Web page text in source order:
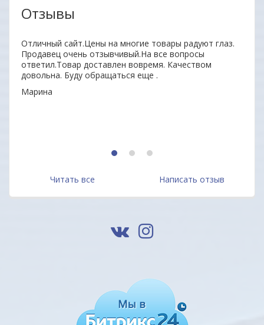
Отзывы
Отличный сайт.Цены на многие товары радуют глаз.
Продавец очень отзывчивый.На все вопросы
ответил.Товар доставлен вовремя. Качеством
довольна. Буду обращаться еще .
Марина
1 2 3
Читать все Написать отзыв